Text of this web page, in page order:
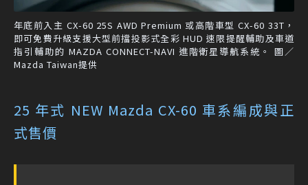
年底前入主 CX-60 25S AWD Premium 或高階車型 CX-60 33T，
即可免費升級支援大型前擋投影式全彩 HUD 速限提醒輔助及車道
指引輔助的 MAZDA CONNECT-NAVI 進階衛星導航系統。 圖／
Mazda Taiwan提供
25 年式 NEW Mazda CX-60 車系編成與正
式售價